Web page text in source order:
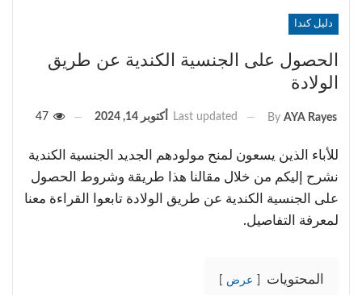
دليل كندا
الحصول على الجنسية الكندية عن طريق
الولادة
By AYA Rayes
Last updated أكتوبر 14, 2024
للأباء الذين يسعون لمنح مولودهم الجديد الجنسية الكندية
نشرح إليكم من خلال مقالنا هذا طريقة وشروط الحصول
على الجنسية الكندية عن طريق الولادة تابعوا القراءة معنا
لمعرفة التفاصيل.
المحتويات عرض